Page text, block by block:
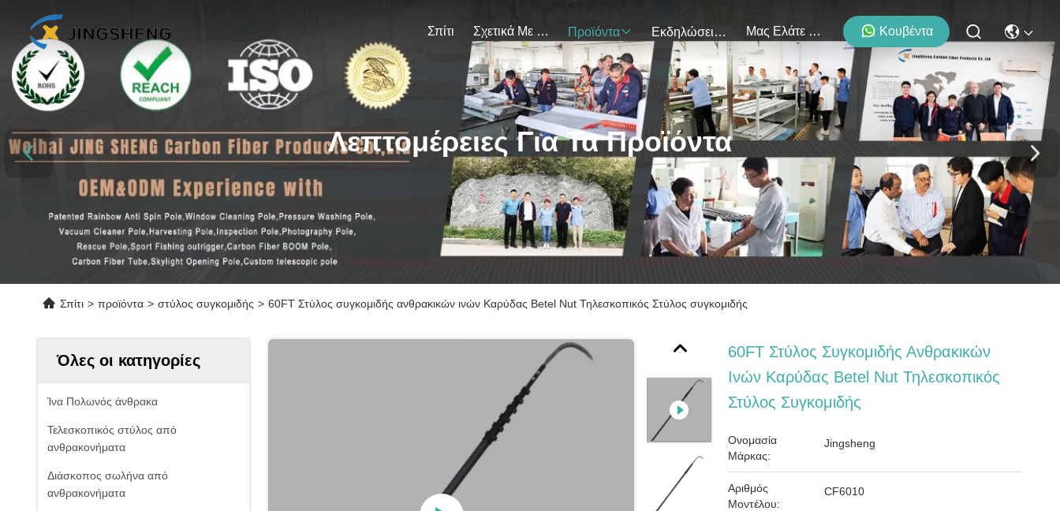
Σπίτι Σχετικά Με Εμάς Προϊόντα Εκδηλώσεις Μας Ελάτε Σε Επαφή Με Κουβέντα
Λεπτομέρειες Για Τα Προϊόντα
Σπίτι > προϊόντα > στύλος συγκομιδής > 60FT Στύλος συγκομιδής ανθρακικών ινών Καρύδας Betel Nut Τηλεσκοπικός Στύλος συγκομιδής
Όλες οι κατηγορίες
Ίνα Πολωνός άνθρακα
Τελεσκοπικός στύλος από
ανθρακονήματα
Διάσκοπος σωλήνα από
ανθρακονήματα
60FT Στύλος Συγκομιδής Ανθρακικών
Ινών Καρύδας Betel Nut Τηλεσκοπικός
Στύλος Συγκομιδής
Ονομασία
Μάρκας:
Jingsheng
Αριθμός
Μοντέλου:
CF6010